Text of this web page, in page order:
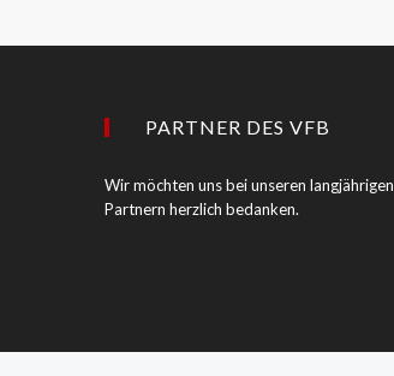
PARTNER DES VFB
Wir möchten uns bei unseren langjährigen
Partnern herzlich bedanken.